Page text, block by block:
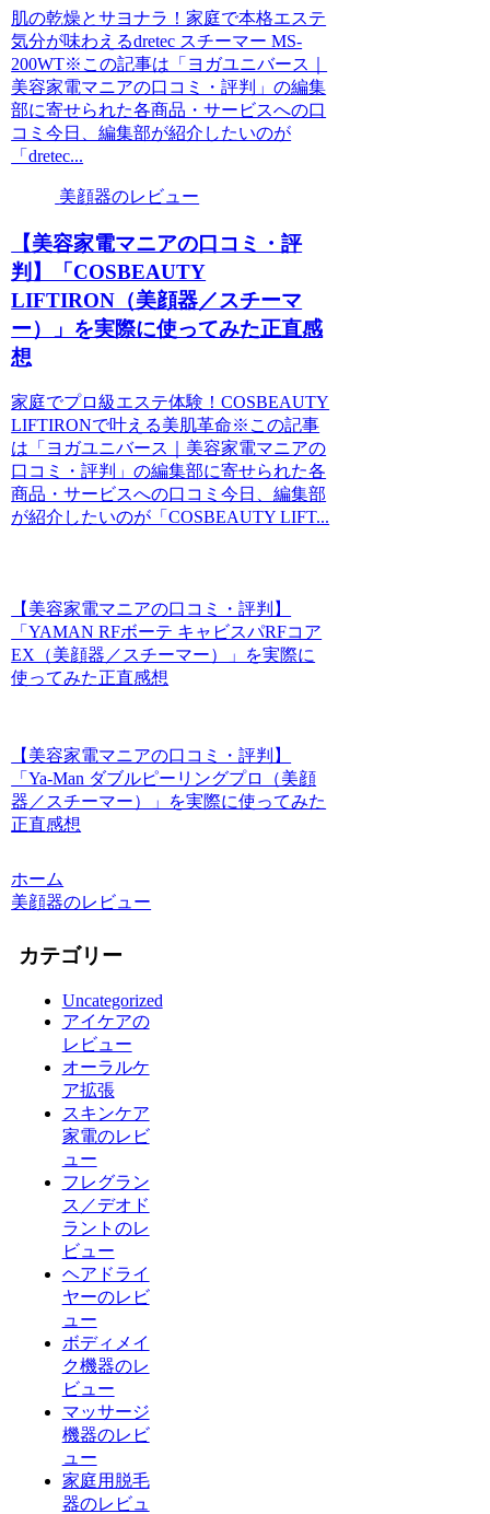
肌の乾燥とサヨナラ！家庭で本格エステ
気分が味わえるdretec スチーマー MS-
200WT※この記事は「ヨガユニバース｜
美容家電マニアの口コミ・評判」の編集
部に寄せられた各商品・サービスへの口
コミ今日、編集部が紹介したいのが
「dretec...
美顔器のレビュー
【美容家電マニアの口コミ・評
判】「COSBEAUTY
LIFTIRON（美顔器／スチーマ
ー）」を実際に使ってみた正直感
想
家庭でプロ級エステ体験！COSBEAUTY
LIFTIRONで叶える美肌革命※この記事
は「ヨガユニバース｜美容家電マニアの
口コミ・評判」の編集部に寄せられた各
商品・サービスへの口コミ今日、編集部
が紹介したいのが「COSBEAUTY LIFT...
【美容家電マニアの口コミ・評判】
「YAMAN RFボーテ キャビスパRFコア
EX（美顔器／スチーマー）」を実際に
使ってみた正直感想
【美容家電マニアの口コミ・評判】
「Ya-Man ダブルピーリングプロ（美顔
器／スチーマー）」を実際に使ってみた
正直感想
ホーム
美顔器のレビュー
カテゴリー
Uncategorized
アイケアの
レビュー
オーラルケ
ア拡張
スキンケア
家電のレビ
ュー
フレグラン
ス／デオド
ラントのレ
ビュー
ヘアドライ
ヤーのレビ
ュー
ボディメイ
ク機器のレ
ビュー
マッサージ
機器のレビ
ュー
家庭用脱毛
器のレビュ